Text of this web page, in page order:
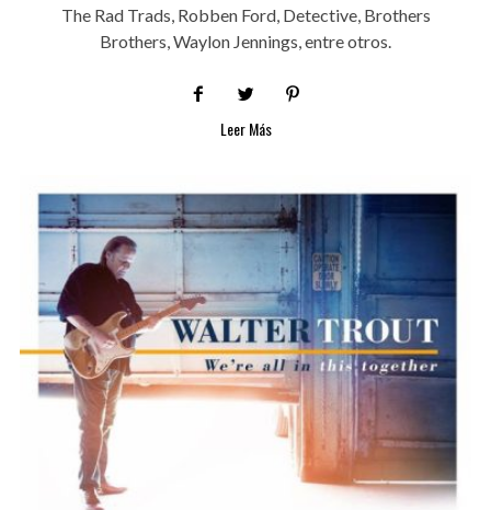
The Rad Trads, Robben Ford, Detective, Brothers
Brothers, Waylon Jennings, entre otros.
Leer Más